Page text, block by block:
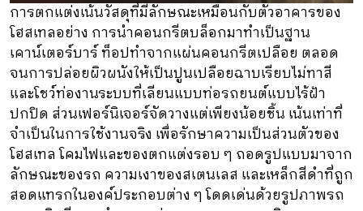
การตกแต่งเน้นวัสดุที่มีลักษณะเหมือนกับตัวอาคารของ
โฮสเทลอย่าง การนำคอนกรีตบล็อกมาทำเป็นฐาน
เคาน์เตอร์บาร์ ท็อปทำจากแผ่นคอนกรีตเปลือย ตลอด
จนการปล่อยผิวผนังให้เป็นปูนเปลือยฉาบเรียบไม่ทาสี
และโชว์ท่องานระบบที่เลียนแบบท่อรถยนต์แบบไร้ฝ้า
ปกปิด ส่วนเฟอร์นิเจอร์จัดวางแต่เพียงน้อยชิ้น เน้นเท่าที่
จำเป็นในการใช้งานจริง เพื่อรักษาความเป็นส่วนตัวของ
โฮสเทล โคมไฟและของตกแต่งรอบ ๆ ถอดรูปแบบมาจาก
ลักษณะของรถ ความเงาของสเตนเลส และเหล็กสีดำที่ถูก
สอดแทรกในองค์ประกอบต่าง ๆ โดดเด่นด้วยรูปภาพรถ